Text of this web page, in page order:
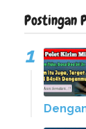
Postingan